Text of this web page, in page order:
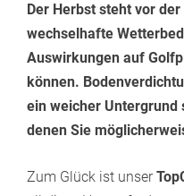
Der Herbst steht vor
wechselhafte
Auswirkungen auf
können.
ein weicher Untergrund
denen Sie
Zum Glück ist unser